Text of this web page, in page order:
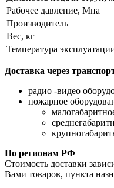
Рабочее давление, Мпа
Производитель
Вес, кг
Температура
Доставка через
радио -видео
пожарное
По регионам РФ
Стоимость доставки
Вами товаров, пункта